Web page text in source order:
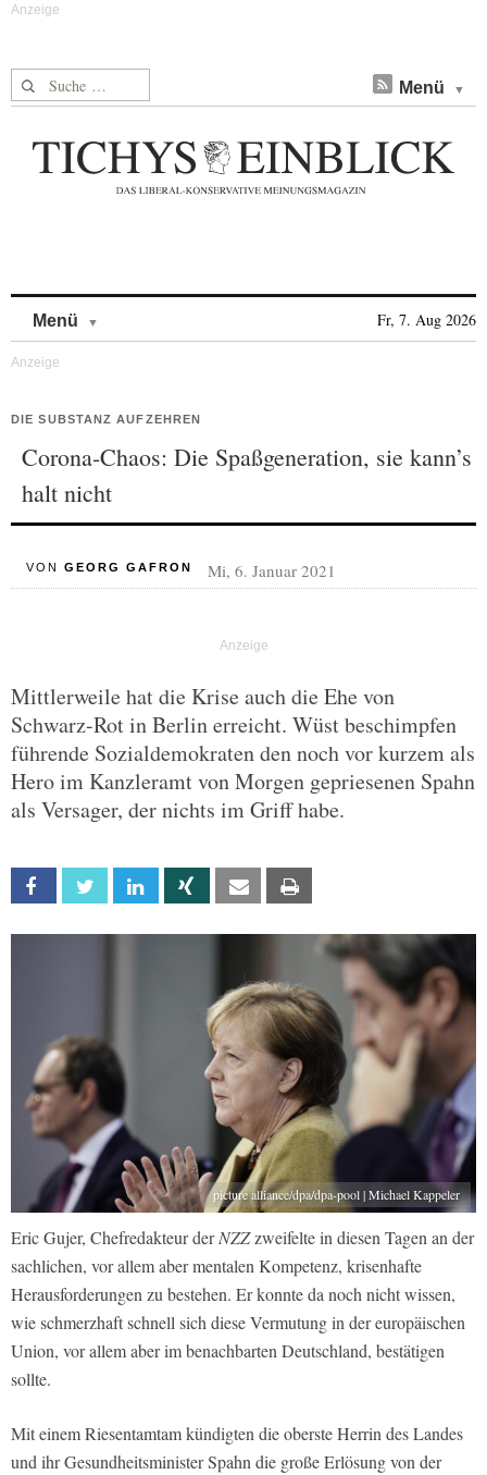
Suche nach: Menü
Menü Fr, 7. Aug 2026
DIE SUBSTANZ AUFZEHREN
Corona-Chaos: Die Spaßgeneration, sie kann’s
halt nicht
VON GEORG GAFRON Mi, 6. Januar 2021
Mittlerweile hat die Krise auch die Ehe von
Schwarz-Rot in Berlin erreicht. Wüst beschimpfen
führende Sozialdemokraten den noch vor kurzem als
Hero im Kanzleramt von Morgen gepriesenen Spahn
als Versager, der nichts im Griff habe.
Facebook Twitter Linkedin Xing Email
picture alliance/dpa/dpa-pool | Michael Kappeler
Eric Gujer, Chefredakteur derNZZzweifelte in diesen Tagen an der
sachlichen, vor allem aber mentalen Kompetenz, krisenhafte
Herausforderungen zu bestehen. Er konnte da noch nicht wissen,
wie schmerzhaft schnell sich diese Vermutung in der europäischen
Union, vor allem aber im benachbarten Deutschland, bestätigen
sollte.
Mit einem Riesentamtam kündigten die oberste Herrin des Landes
und ihr Gesundheitsminister Spahn die große Erlösung von der